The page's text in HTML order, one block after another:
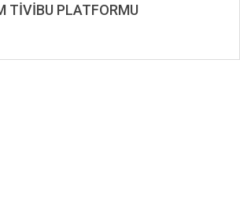
TİVİBU PLATFORMU